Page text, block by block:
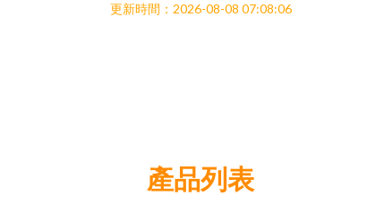
更新時間：2026-08-08 07:08:06
產品列表